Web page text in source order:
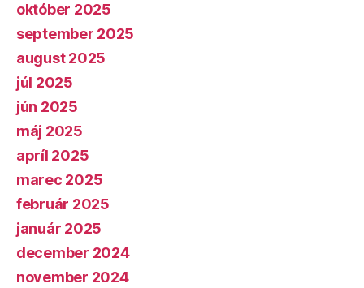
október 2025
september 2025
august 2025
júl 2025
jún 2025
máj 2025
apríl 2025
marec 2025
február 2025
január 2025
december 2024
november 2024